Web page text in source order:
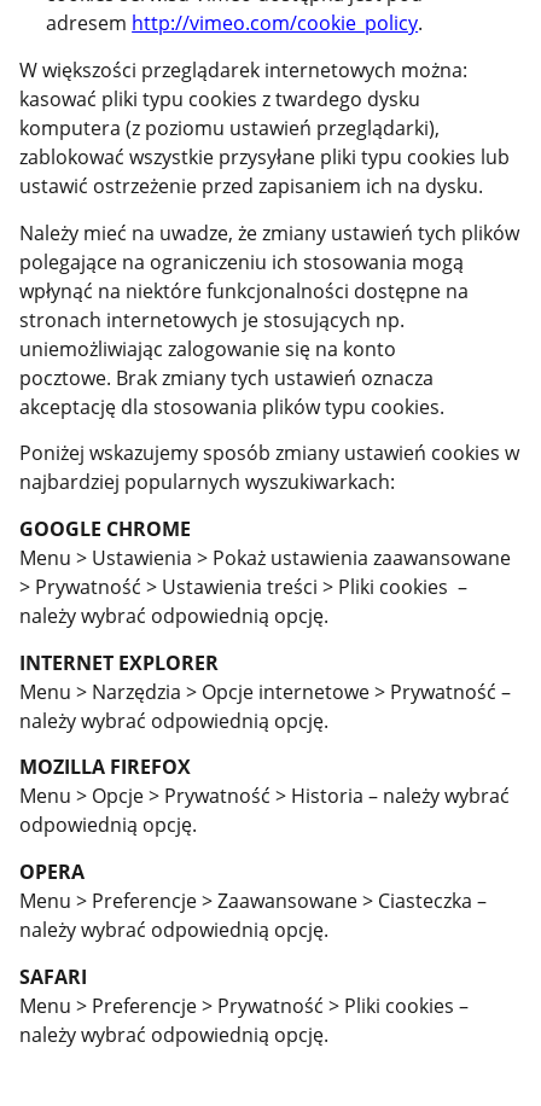
adresem http://vimeo.com/cookie_policy.
W większości przeglądarek internetowych można:
kasować pliki typu cookies z twardego dysku
komputera (z poziomu ustawień przeglądarki),
zablokować wszystkie przysyłane pliki typu cookies lub
ustawić ostrzeżenie przed zapisaniem ich na dysku.
Należy mieć na uwadze, że zmiany ustawień tych plików
polegające na ograniczeniu ich stosowania mogą
wpłynąć na niektóre funkcjonalności dostępne na
stronach internetowych je stosujących np.
uniemożliwiając zalogowanie się na konto
pocztowe. Brak zmiany tych ustawień oznacza
akceptację dla stosowania plików typu cookies.
Poniżej wskazujemy sposób zmiany ustawień cookies w
najbardziej popularnych wyszukiwarkach:
GOOGLE CHROME
Menu > Ustawienia > Pokaż ustawienia zaawansowane
> Prywatność > Ustawienia treści > Pliki cookies –
należy wybrać odpowiednią opcję.
INTERNET EXPLORER
Menu > Narzędzia > Opcje internetowe > Prywatność –
należy wybrać odpowiednią opcję.
MOZILLA FIREFOX
Menu > Opcje > Prywatność > Historia – należy wybrać
odpowiednią opcję.
OPERA
Menu > Preferencje > Zaawansowane > Ciasteczka –
należy wybrać odpowiednią opcję.
SAFARI
Menu > Preferencje > Prywatność > Pliki cookies –
należy wybrać odpowiednią opcję.